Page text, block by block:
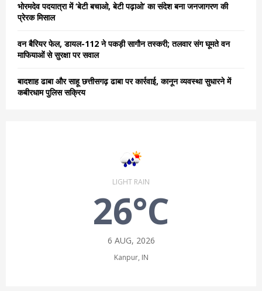
भोरमदेव पदयात्रा में ‘बेटी बचाओ, बेटी पढ़ाओ’ का संदेश बना जनजागरण की
प्रेरक मिसाल
वन बैरियर फेल, डायल-112 ने पकड़ी सागौन तस्करी; तलवार संग घूमते वन
माफियाओं से सुरक्षा पर सवाल
बादशाह ढाबा और साहू छत्तीसगढ़ ढाबा पर कार्रवाई, कानून व्यवस्था सुधारने में
कबीरधाम पुलिस सक्रिय
LIGHT RAIN
26°C
6 AUG, 2026
Kanpur, IN